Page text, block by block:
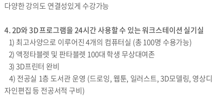
다양한 강의도 연결성있게 수강가능
4. 2D와 3D 프로그램을 24시간 사용할 수 있는 워크스테이션 실기실
1) 최고사양으로 이루어진 4개의 컴퓨터실 (총 100명 수용가능)
2) 액정타블렛 및 판타블렛 100대 학생 무상대여존
3) 3D프린터 완비
4) 전공실 1층 도서관 운영 (드로잉, 웹툰, 일러스트, 3D모델링, 영상디
자인편집 등 전공서적 구비)